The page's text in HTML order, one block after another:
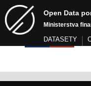
Open Data
Ministerstva
DATASETY